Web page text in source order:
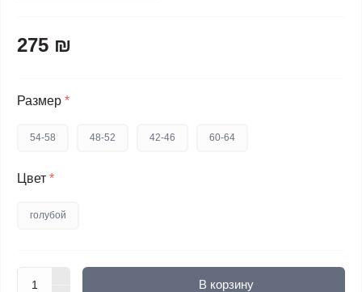
275 ₪
Размер *
54-58 48-52 42-46 60-64
Цвет *
голубой
В корзину